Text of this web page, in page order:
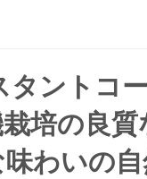
タントコ
培の良
わいの